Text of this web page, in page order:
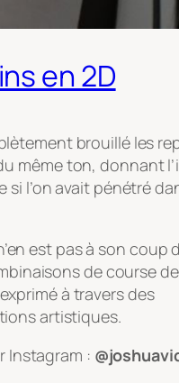
en 2D
brouillé les
même ton, donnant
l’on avait pénétré
est pas à son coup
de course de
à travers des
artistiques.
Instagram :